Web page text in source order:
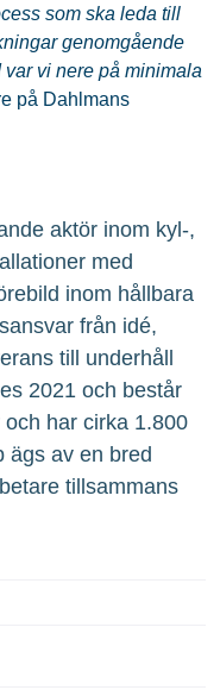
som ska leda till
genomgående
vi nere på minimala
på Dahlmans
aktör inom kyl-,
med
inom hållbara
från idé,
till underhåll
2021 och består
har cirka 1.800
ägs av en bred
tillsammans